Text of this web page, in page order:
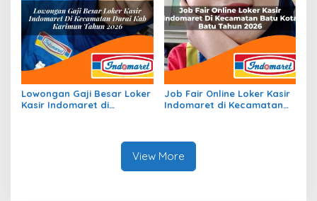
Lowongan Gaji Besar Loker
Kasir Indomaret di
Job Fair Online Loker Kasir
Indomaret di Kecamatan
View More